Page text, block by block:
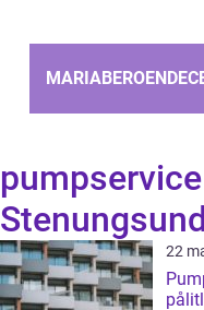
Stenungsund
22